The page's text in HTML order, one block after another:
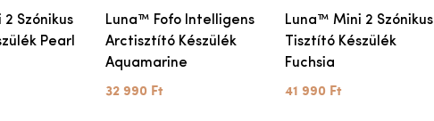
Szónikus
Pearl
Luna™ Fofo Intelligens
Arctisztító Készülék
Aquamarine
32 990 Ft
Luna™ Mini 2 Szónikus
Tisztító Készülék
Fuchsia
41 990 Ft